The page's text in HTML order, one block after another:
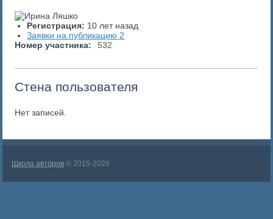
Регистрация: 10 лет назад
Заявки на публикацию2
Номер участника:
532
Стена пользователя
Нет записей.
Школа авторов © 2015-2026